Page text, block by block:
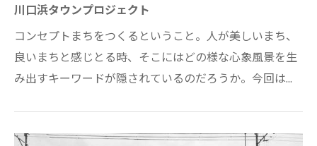
川口浜タウンプロジェクト
コンセプトまちをつくるということ。人が美しいまち、
良いまちと感じとる時、そこにはどの様な心象風景を生
み出すキーワードが隠されているのだろうか。今回は基